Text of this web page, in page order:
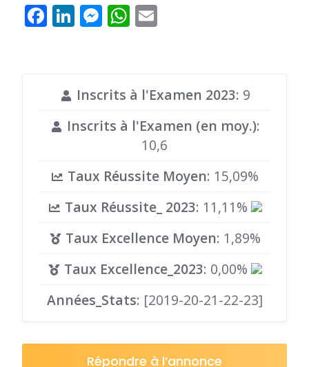
Facebook
LinkedIn
Messenger
WhatsApp
Inscrits à l'Examen 2023: 9
Inscrits à l'Examen (en moy.):
10,6
Taux Réussite Moyen: 15,09%
Taux Réussite_ 2023: 11,11%
Taux Excellence Moyen: 1,89%
Taux Excellence_2023: 0,00%
Années_Stats: [2019-20-21-22-23]
Répondre à l’annonce